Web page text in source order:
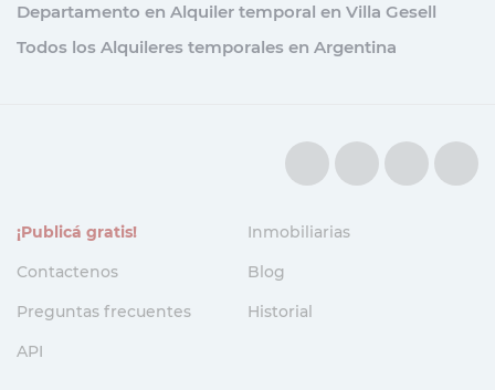
Departamento en Alquiler temporal en Villa Gesell
Todos los Alquileres temporales en Argentina
¡Publicá gratis!
Inmobiliarias
Contactenos
Blog
Preguntas frecuentes
Historial
API